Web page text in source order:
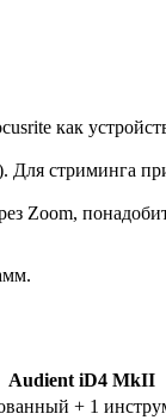
как
стриминга
Zoom,
Audient iD4 MkII
+ 1